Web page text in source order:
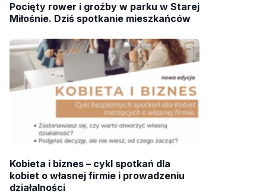
Pocięty rower i groźby w parku w Starej
Miłośnie. Dziś spotkanie mieszkańców
Kobieta i biznes – cykl spotkań dla
kobiet o własnej firmie i prowadzeniu
działalności